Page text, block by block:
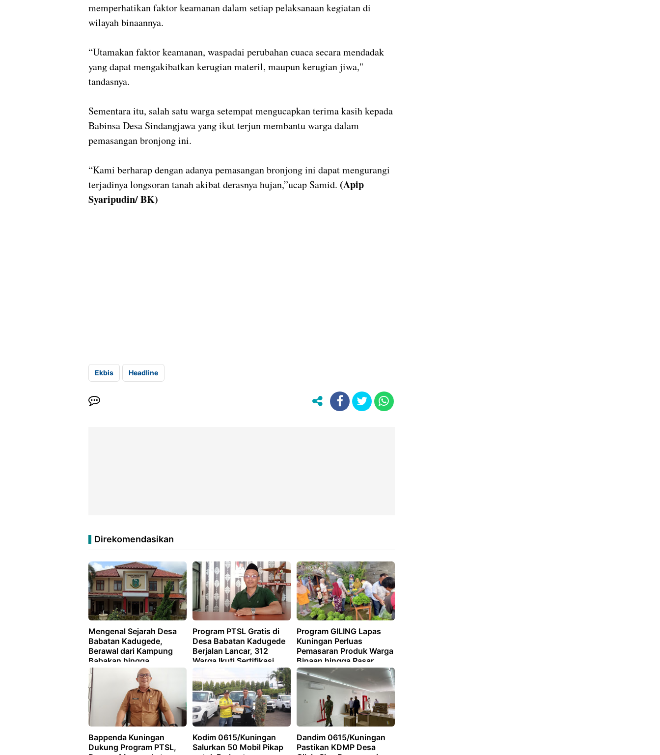
memperhatikan faktor keamanan dalam setiap pelaksanaan kegiatan di
wilayah binaannya.
“Utamakan faktor keamanan, waspadai perubahan cuaca secara mendadak
yang dapat mengakibatkan kerugian materil, maupun kerugian jiwa,"
tandasnya.
Sementara itu, salah satu warga setempat mengucapkan terima kasih kepada
Babinsa Desa Sindangjawa yang ikut terjun membantu warga dalam
pemasangan bronjong ini.
“Kami berharap dengan adanya pemasangan bronjong ini dapat mengurangi
terjadinya longsoran tanah akibat derasnya hujan,”ucap Samid. (Apip
Syaripudin/ BK)
Ekbis Headline
Direkomendasikan
Mengenal Sejarah Desa
Babatan Kadugede,
Berawal dari Kampung
Babakan hingga
Berkembang Menjadi
Desa Mandiri
Program PTSL Gratis di
Desa Babatan Kadugede
Berjalan Lancar, 312
Warga Ikuti Sertifikasi
Program GILING Lapas
Kuningan Perluas
Pemasaran Produk Warga
Binaan hingga Pasar
Tumaritis Cirebon
Bappenda Kuningan
Dukung Program PTSL,
Kodim 0615/Kuningan
Salurkan 50 Mobil Pikap
Dandim 0615/Kuningan
Pastikan KDMP Desa